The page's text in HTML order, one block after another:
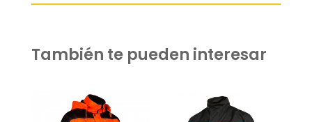
También te pueden interesar
Related products